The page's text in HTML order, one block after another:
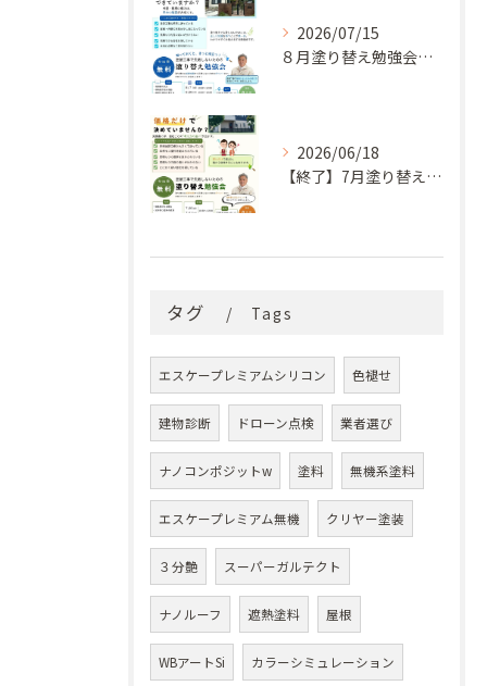
2026/07/15
８月塗り替え勉強会開催のお知らせ
2026/06/18
【終了】7月塗り替え勉強会のお知らせ
タグ Tags
エスケープレミアムシリコン 色褪せ
建物診断 ドローン点検 業者選び
ナノコンポジットw 塗料 無機系塗料
エスケープレミアム無機 クリヤー塗装
３分艶 スーパーガルテクト
ナノルーフ 遮熱塗料 屋根
WBアートSi カラーシミュレーション